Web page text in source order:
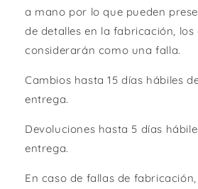
a mano por lo que pueden
de detalles en la fabricación, los
considerarán como una falla.
Cambios hasta 15 días hábiles
entrega.
Devoluciones hasta 5 días
entrega.
En caso de fallas de